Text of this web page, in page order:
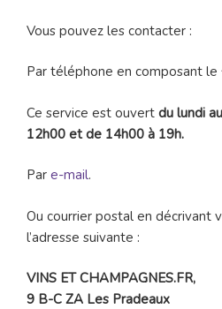
Vous pouvez les contacter :
Par téléphone en composant le
Ce service est ouvert du lundi
12h00 et de 14h00 à 19h.
Par e-mail.
Ou courrier postal en décrivant
l’adresse suivante :
VINS ET CHAMPAGNES.FR,
9 B-C ZA Les Pradeaux